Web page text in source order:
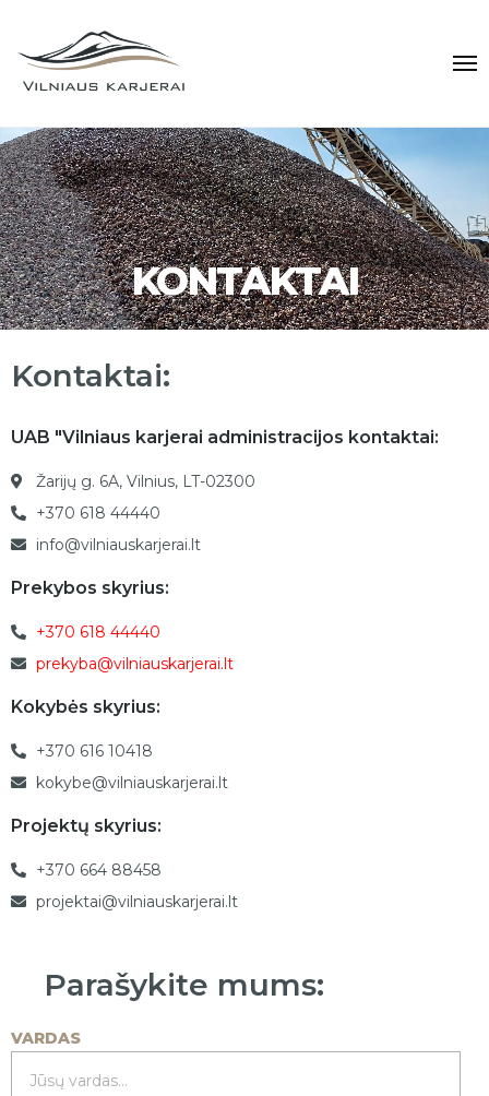
KONTAKTAI
Kontaktai:
UAB "Vilniaus karjerai administracijos kontaktai:
Žarijų g. 6A, Vilnius, LT-02300
+370 618 44440
info@vilniauskarjerai.lt
Prekybos skyrius:
+370 618 44440
prekyba@vilniauskarjerai.lt
Kokybės skyrius:
+370 616 10418
kokybe@vilniauskarjerai.lt
Projektų skyrius:
+370 664 88458
projektai@vilniauskarjerai.lt
Parašykite mums:
VARDAS